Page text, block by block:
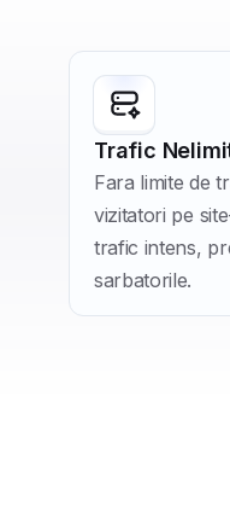
Trafic
Fara limite de
vizitatori pe
trafic intens,
sarbatorile.